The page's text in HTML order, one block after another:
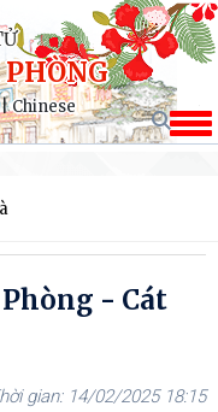
Chinese
- Cát
14/02/2025 18:15